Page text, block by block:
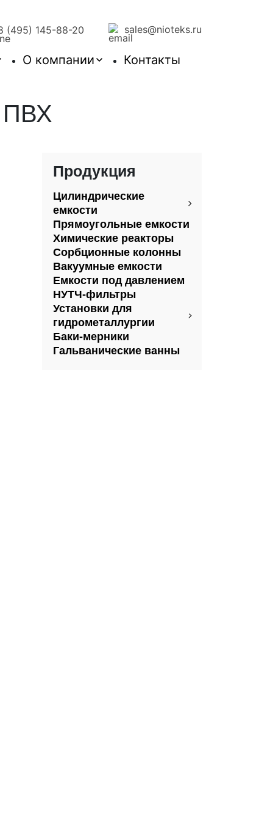
(495) 145-88-20 sales@nioteks.ru
О компании Контакты
ПВХ
Продукция
Цилиндрические
емкости
Прямоугольные емкости
Химические реакторы
Сорбционные колонны
Вакуумные емкости
Емкости под давлением
НУТЧ-фильтры
Установки для
гидрометаллургии
Баки-мерники
Гальванические ванны